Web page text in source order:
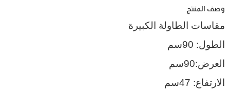
وصف المنتج
مقاسات الطاولة الكبيرة
الطول: 90سم
العرض:90سم
الارتفاع: 47سم